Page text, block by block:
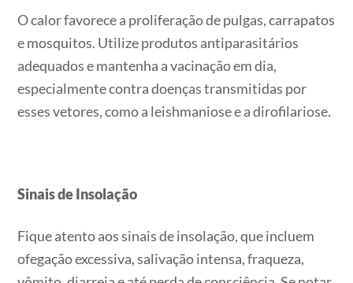
O calor favorece a proliferação de pulgas, carrapatos
e mosquitos. Utilize produtos antiparasitários
adequados e mantenha a vacinação em dia,
especialmente contra doenças transmitidas por
esses vetores, como a leishmaniose e a dirofilariose.
Sinais de Insolação
Fique atento aos sinais de insolação, que incluem
ofegação excessiva, salivação intensa, fraqueza,